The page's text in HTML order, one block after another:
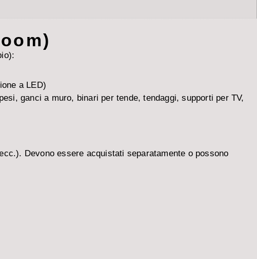
a LED)
ganci a muro, binari per tende, tendaggi, supporti per TV,
Devono essere acquistati separatamente o possono